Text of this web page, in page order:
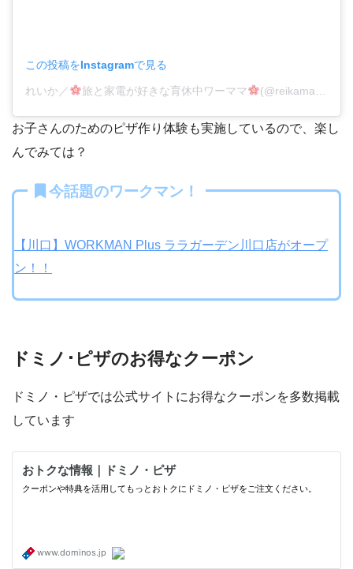
この投稿をInstagramで見る
れいか／ 旅と家電が好きな育休中ワーママ (@reikamama_gram)がシェアした投稿
お子さんのためのピザ作り体験も実施しているので、楽し
んでみては？
今話題のワークマン！
【川口】WORKMAN Plus ララガーデン川口店がオープ
ン！！
ドミノ･ピザのお得なクーポン
ドミノ・ピザでは公式サイトにお得なクーポンを多数掲載
しています